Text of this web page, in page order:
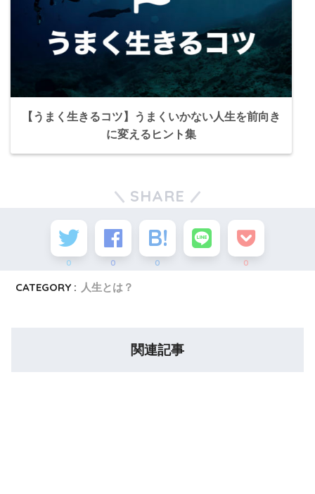
【うまく生きるコツ】うまくいかない人生を前向き
に変えるヒント集
SHARE
0 0 0 0
CATEGORY : 人生とは？
関連記事